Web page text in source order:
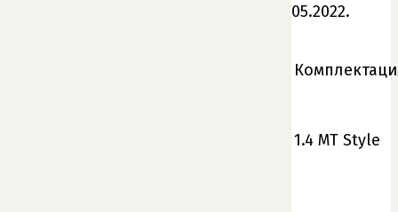
05.2022.
1.4 MT Style